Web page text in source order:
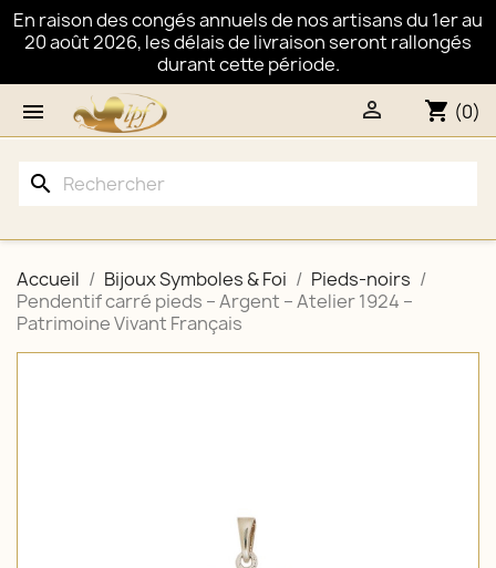
En raison des congés annuels de nos artisans du 1er au
20 août 2026, les délais de livraison seront rallongés
durant cette période.
 shopping_cart (0)

search
Accueil Bijoux Symboles & Foi
Pieds-noirs
Pendentif carré pieds – Argent – Atelier 1924 –
Patrimoine Vivant Français